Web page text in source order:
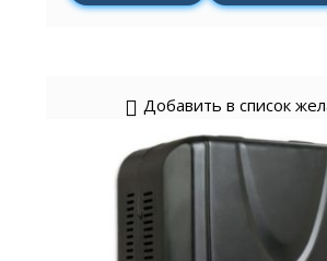
Добавить в список